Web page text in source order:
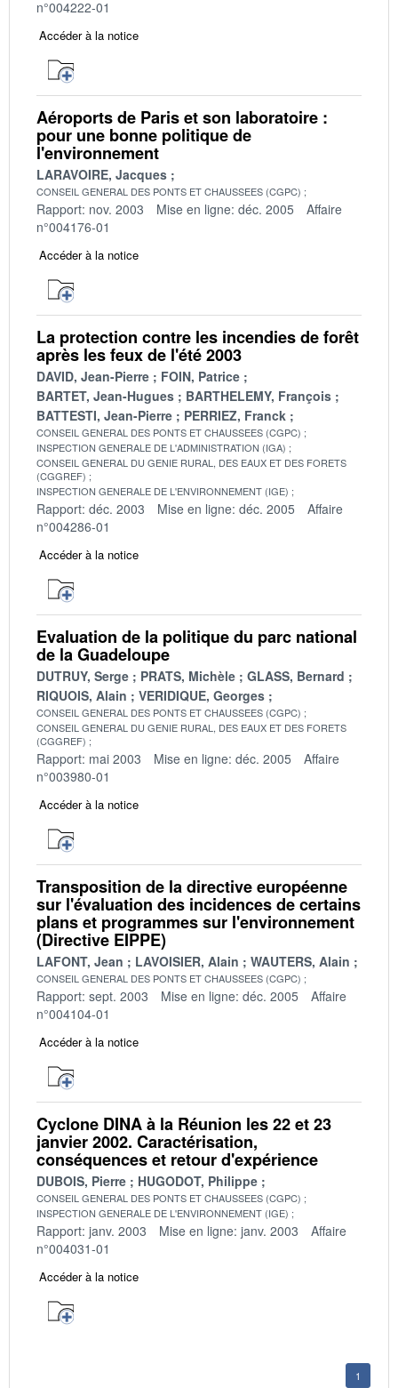
n°004222-01
Accéder à la notice
Aéroports de Paris et son laboratoire :
pour une bonne politique de
l'environnement
LARAVOIRE, Jacques
CONSEIL GENERAL DES PONTS ET CHAUSSEES (CGPC)
Rapport: nov. 2003 Mise en ligne: déc. 2005
Affaire
n°004176-01
Accéder à la notice
La protection contre les incendies de forêt
après les feux de l'été 2003
DAVID, Jean-Pierre
FOIN, Patrice
BARTET, Jean-Hugues
BARTHELEMY, François
BATTESTI, Jean-Pierre
PERRIEZ, Franck
CONSEIL GENERAL DES PONTS ET CHAUSSEES (CGPC)
INSPECTION GENERALE DE L'ADMINISTRATION (IGA)
CONSEIL GENERAL DU GENIE RURAL, DES EAUX ET DES FORETS
(CGGREF)
INSPECTION GENERALE DE L'ENVIRONNEMENT (IGE)
Rapport: déc. 2003 Mise en ligne: déc. 2005
Affaire
n°004286-01
Accéder à la notice
Evaluation de la politique du parc national
de la Guadeloupe
DUTRUY, Serge PRATS, Michèle
GLASS, Bernard
RIQUOIS, Alain
VERIDIQUE, Georges
CONSEIL GENERAL DES PONTS ET CHAUSSEES (CGPC)
CONSEIL GENERAL DU GENIE RURAL, DES EAUX ET DES FORETS
(CGGREF)
Rapport: mai 2003 Mise en ligne: déc. 2005
Affaire
n°003980-01
Accéder à la notice
Transposition de la directive européenne
sur l'évaluation des incidences de certains
plans et programmes sur l'environnement
(Directive EIPPE)
LAFONT, Jean LAVOISIER, Alain WAUTERS, Alain
CONSEIL GENERAL DES PONTS ET CHAUSSEES (CGPC)
Rapport: sept. 2003 Mise en ligne: déc. 2005
Affaire
n°004104-01
Accéder à la notice
Cyclone DINA à la Réunion les 22 et 23
janvier 2002. Caractérisation,
conséquences et retour d'expérience
DUBOIS, Pierre HUGODOT, Philippe
CONSEIL GENERAL DES PONTS ET CHAUSSEES (CGPC)
INSPECTION GENERALE DE L'ENVIRONNEMENT (IGE)
Rapport: janv. 2003 Mise en ligne: janv. 2003
Affaire
n°004031-01
Accéder à la notice
1